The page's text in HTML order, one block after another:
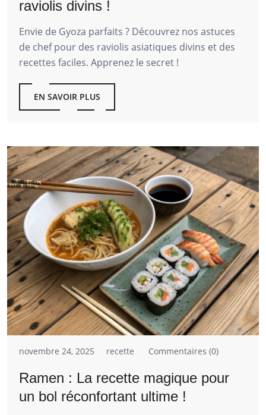
raviolis divins !
Envie de Gyoza parfaits ? Découvrez nos astuces
de chef pour des raviolis asiatiques divins et des
recettes faciles. Apprenez le secret !
EN SAVOIR PLUS
novembre 24, 2025 recette Commentaires (0)
Ramen : La recette magique pour
un bol réconfortant ultime !